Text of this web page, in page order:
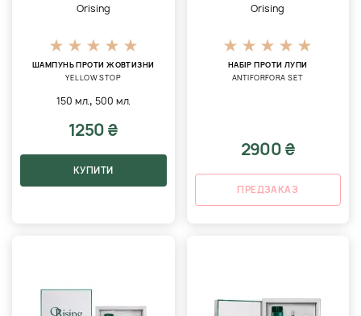
Orising
ШАМПУНЬ ПРОТИ ЖОВТИЗНИ
YELLOW STOP
150 мл., 500 мл.
1250 ₴
КУПИТИ
Orising
НАБІР ПРОТИ ЛУПИ
ANTIFORFORA SET
2900 ₴
ПРЕДЗАКАЗ